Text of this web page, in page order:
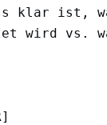
klar ist,
wird vs.